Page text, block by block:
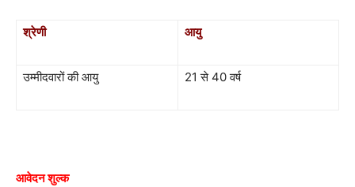
श्रेणी आयु
उम्मीदवारों की आयु 21 से 40 वर्ष
आवेदन शुल्क